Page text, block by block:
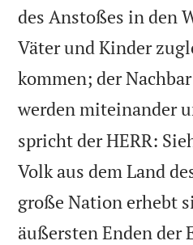
des Anstoßes in den
Väter und Kinder
kommen; der
werden miteinander
spricht der HERR:
Volk aus dem Land
große Nation erhebt
äußersten Enden der